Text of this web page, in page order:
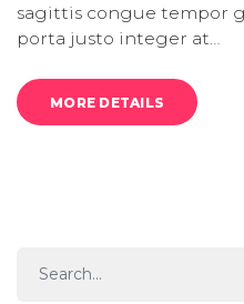
sagittis congue tempor
porta justo integer at…
MORE DETAILS